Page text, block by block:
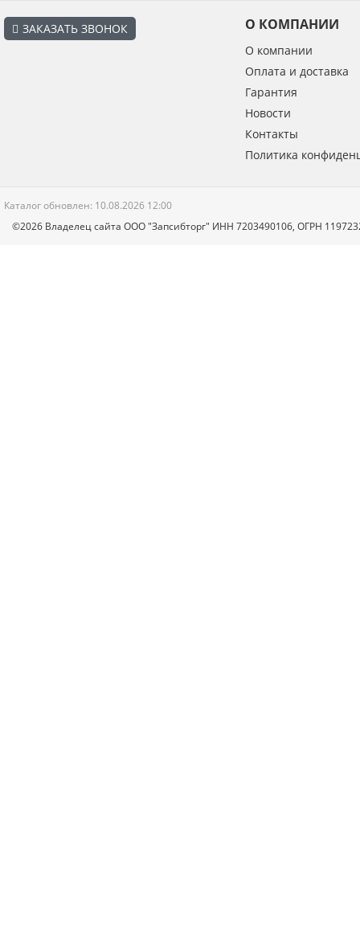
ЗАКАЗАТЬ ЗВОНОК О КОМПАНИИ
О компании
Оплата и доставка
Гарантия
Новости
Контакты
Политика
Каталог обновлен: 10.08.2026 12:00
©2026 Владелец сайта ООО "Запсибторг" ИНН 7203490106, ОГРН